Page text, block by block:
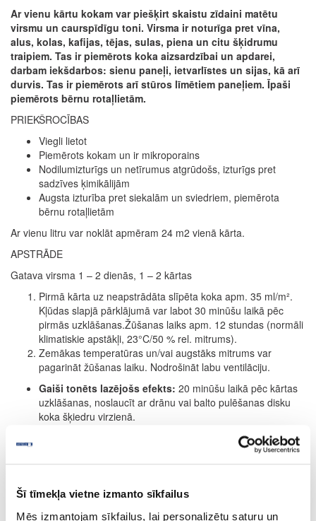
Šī tīmekļa vietne izmanto sīkfailus
Mēs izmantojam sīkfailus, lai personalizētu saturu un
Ar vienu kārtu kokam var piešķirt skaistu zīdaini matētu
virsmu un caurspīdīgu toni. Virsma ir noturīga pret vīna,
alus, kolas, kafijas, tējas, sulas, piena un citu šķidrumu
traipiem. Tas ir piemērots koka aizsardzībai un apdarei,
darbam iekšdarbos: sienu paneļi, ietvarlīstes un sijas, kā arī
durvis. Tas ir piemērots arī stūros līmētiem paneļiem. Īpaši
piemērots bērnu rotaļlietām.
PRIEKŠROCĪBAS
Viegli lietot
Piemērots kokam un ir mikroporains
Nodilumizturīgs un netīrumus atgrūdošs, izturīgs pret
sadzīves ķimikālijām
Augsta izturība pret siekalām un sviedriem, piemērota
bērnu rotaļlietām
Ar vienu litru var noklāt apmēram 24 m2 vienā kārta.
APSTRĀDE
Gatava virsma 1 – 2 dienās, 1 – 2 kārtas
Pirmā kārta uz neapstrādāta slīpēta koka apm. 35 ml/m².
Kļūdas slapjā pārklājumā var labot 30 minūšu laikā pēc
pirmās uzklāšanas.Žūšanas laiks apm. 12 stundas (normāli
klimatiskie apstākļi, 23°C/50 % rel. mitrums).
Zemākas temperatūras un/vai augstāks mitrums var
pagarināt žūšanas laiku. Nodrošināt labu ventilāciju.
Gaiši tonēts lazējošs efekts: 20 minūšu laikā pēc kārtas
uzklāšanas, noslaucīt ar drānu vai balto pulēšanas disku
koka šķiedru virzienā.
intensitāte, atkārtot procesu. (Tomēr maksimāli uzklāt 2
24 stundas (12 stundu vietā; skatīt 3. punktu). Otrā kārta
apm. 35 ml/m2 ar Hartwachs-Öl bezkrāsaina. Žūšanas laiks
apm. 8 – 10 stundas; skatīt 3. punktu.